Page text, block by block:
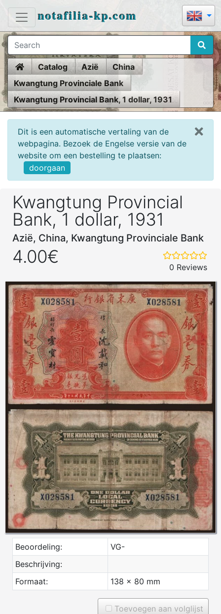
notafilia-kp.com
HomeCatalog Azië
China
Kwangtung Provinciale Bank
Kwangtung Provincial Bank, 1 dollar, 1931
Dit is een automatische vertaling van de
webpagina. Bezoek de Engelse versie van de
website om een bestelling te plaatsen:
doorgaan
Kwangtung Provincial
Bank, 1 dollar, 1931
Azië, China, Kwangtung Provinciale Bank
4.00€
0 Reviews
Beoordeling:
VG-
Beschrijving:
Formaat:
138 x 80 mm
Toevoegen aan volglijst